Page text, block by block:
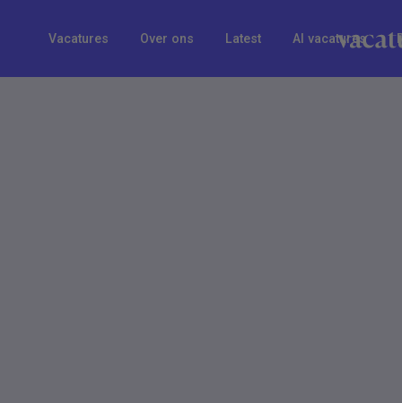
Vacatures Over ons Latest AI vacatures